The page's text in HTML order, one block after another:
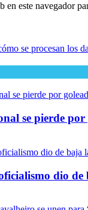
este navegador
se procesan los
se pierde
dio de